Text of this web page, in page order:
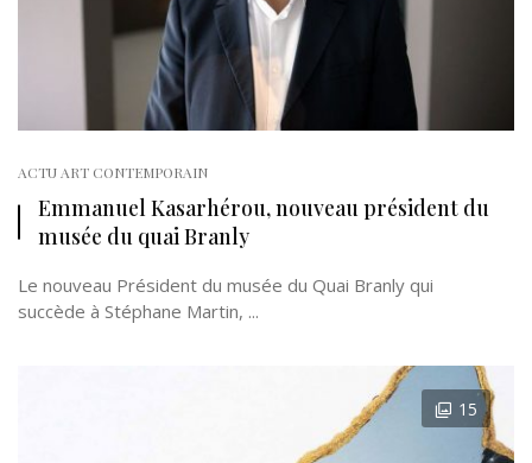
ACTU ART CONTEMPORAIN
Emmanuel Kasarhérou, nouveau président du
musée du quai Branly
Le nouveau Président du musée du Quai Branly qui
succède à Stéphane Martin, ...
15